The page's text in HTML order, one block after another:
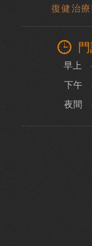
復健治
早上
下午
夜間